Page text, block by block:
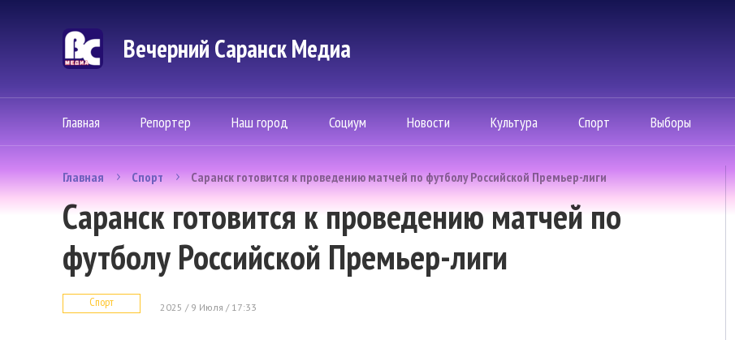
Вечерний Саранск Mедиа
Главная Репортер Наш город Социум Новости Культура Спорт Выборы
Главная Спорт Саранск готовится к проведению матчей по футболу Российской Премьер-лиги
Саранск готовится к проведению матчей по
футболу Российской Премьер-лиги
Спорт 2025 / 9 Июля / 17:33